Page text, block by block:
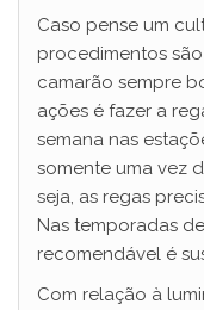
Caso pense um
procedimentos
camarão sempre
ações é fazer a
semana nas
somente uma vez
seja, as regas
Nas temporadas
recomendável é
Com relação à